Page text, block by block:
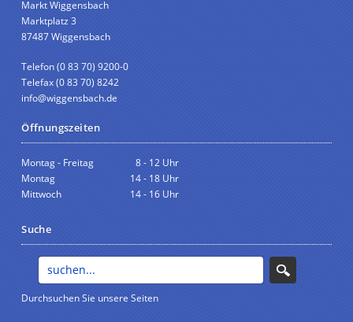
Markt Wiggensbach
Marktplatz 3
87487 Wiggensbach
Telefon (0 83 70) 9200-0
Telefax (0 83 70) 8242
info@wiggensbach.de
Öffnungszeiten
Montag - Freitag
8 - 12 Uhr
Montag
14 - 18 Uhr
Mittwoch
14 - 16 Uhr
Suche
Durchsuchen Sie unsere Seiten